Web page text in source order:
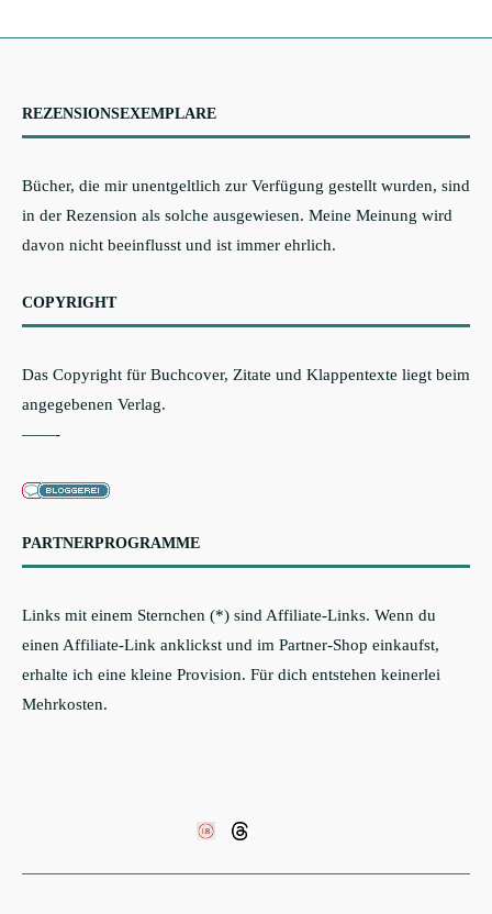
REZENSIONSEXEMPLARE
Bücher, die mir unentgeltlich zur Verfügung gestellt wurden, sind
in der Rezension als solche ausgewiesen. Meine Meinung wird
davon nicht beeinflusst und ist immer ehrlich.
COPYRIGHT
Das Copyright für Buchcover, Zitate und Klappentexte liegt beim
angegebenen Verlag.
——-
PARTNERPROGRAMME
Links mit einem Sternchen (*) sind Affiliate-Links. Wenn du
einen Affiliate-Link anklickst und im Partner-Shop einkaufst,
erhalte ich eine kleine Provision. Für dich entstehen keinerlei
Mehrkosten.